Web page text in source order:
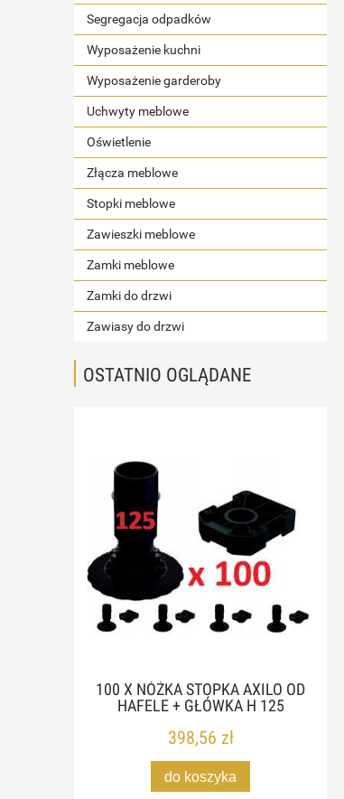
Segregacja odpadków
Wyposażenie kuchni
Wyposażenie garderoby
Uchwyty meblowe
Oświetlenie
Złącza meblowe
Stopki meblowe
Zawieszki meblowe
Zamki meblowe
Zamki do drzwi
Zawiasy do drzwi
OSTATNIO OGLĄDANE
100 X NÓŻKA STOPKA AXILO OD
HAFELE + GŁÓWKA H 125
398,56 zł
do koszyka